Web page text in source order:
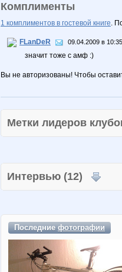
Комплименты
1 комплиментов в гостевой книге.
FLanDeR 09.04.2009 в 10:35
значит тоже с амф :)
Вы не авторизованы! Чтобы
Метки лидеров
Интервью (12)
Последниефотографии